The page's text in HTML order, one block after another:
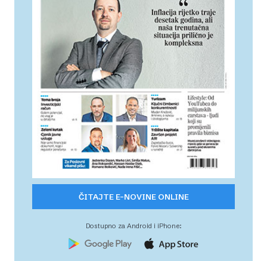
ČITAJTE E-NOVINE ONLINE
Dostupno za Android i iPhone: